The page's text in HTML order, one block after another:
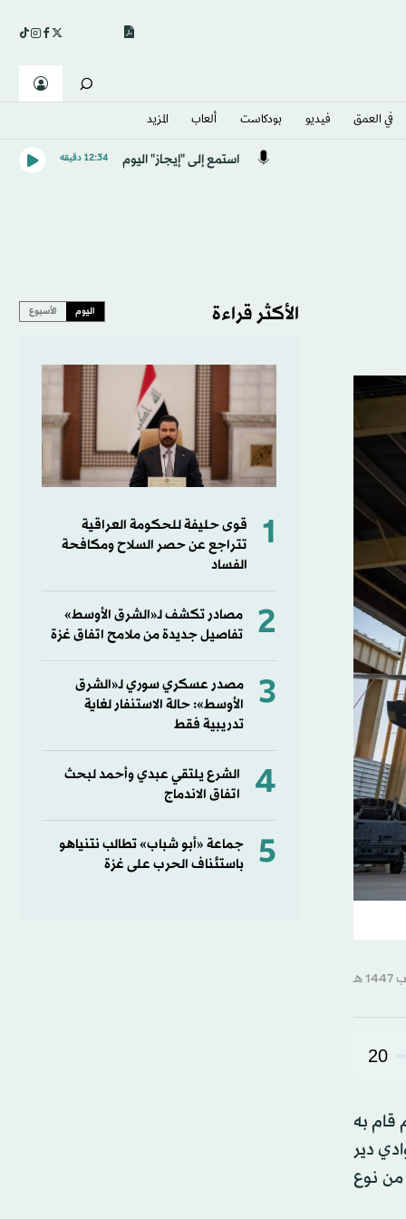
في العمق فيديو بودكاست ألعاب المزيد
استمع إلى "إيجاز" اليوم 12:34 دقيقه
20
بهجوم قام به
هدفاً لـ«داعش» في بوادي دير
نوع
الأكثر قراءة اليوم الأسبوع
1
قوى حليفة للحكومة العراقية
تتراجع عن حصر السلاح ومكافحة
الفساد
2
مصادر تكشف لـ«الشرق الأوسط»
تفاصيل جديدة من ملامح اتفاق غزة
3
مصدر عسكري سوري لـ«الشرق
الأوسط»: حالة الاستنفار لغاية
تدريبية فقط
4
الشرع يلتقي عبدي وأحمد لبحث
اتفاق الاندماج
5
جماعة «أبو شباب» تطالب نتنياهو
باستئناف الحرب على غزة